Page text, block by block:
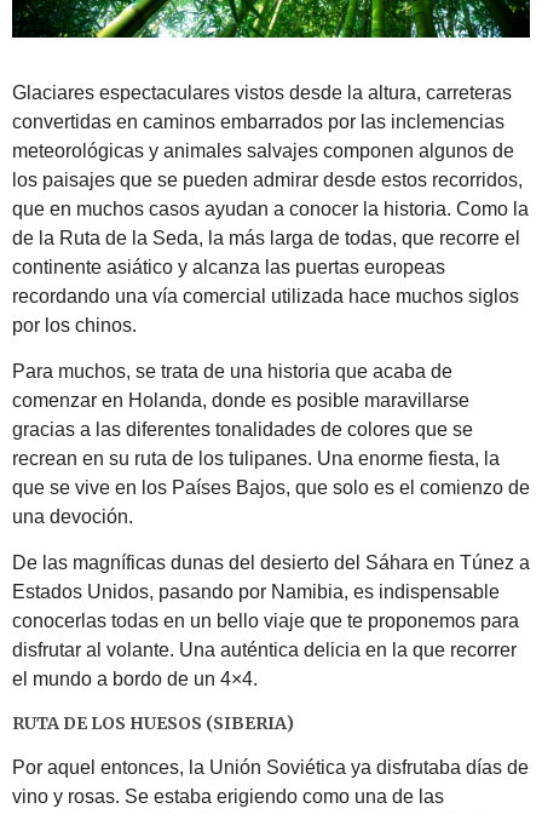
Glaciares espectaculares vistos desde la altura, carreteras
convertidas en caminos embarrados por las inclemencias
meteorológicas y animales salvajes componen algunos de
los paisajes que se pueden admirar desde estos recorridos,
que en muchos casos ayudan a conocer la historia. Como la
de la Ruta de la Seda, la más larga de todas, que recorre el
continente asiático y alcanza las puertas europeas
recordando una vía comercial utilizada hace muchos siglos
por los chinos.
Para muchos, se trata de una historia que acaba de
comenzar en Holanda, donde es posible maravillarse
gracias a las diferentes tonalidades de colores que se
recrean en su ruta de los tulipanes. Una enorme fiesta, la
que se vive en los Países Bajos, que solo es el comienzo de
una devoción.
De las magníficas dunas del desierto del Sáhara en Túnez a
Estados Unidos, pasando por Namibia, es indispensable
conocerlas todas en un bello viaje que te proponemos para
disfrutar al volante. Una auténtica delicia en la que recorrer
el mundo a bordo de un 4×4.
RUTA DE LOS HUESOS (SIBERIA)
Por aquel entonces, la Unión Soviética ya disfrutaba días de
vino y rosas. Se estaba erigiendo como una de las